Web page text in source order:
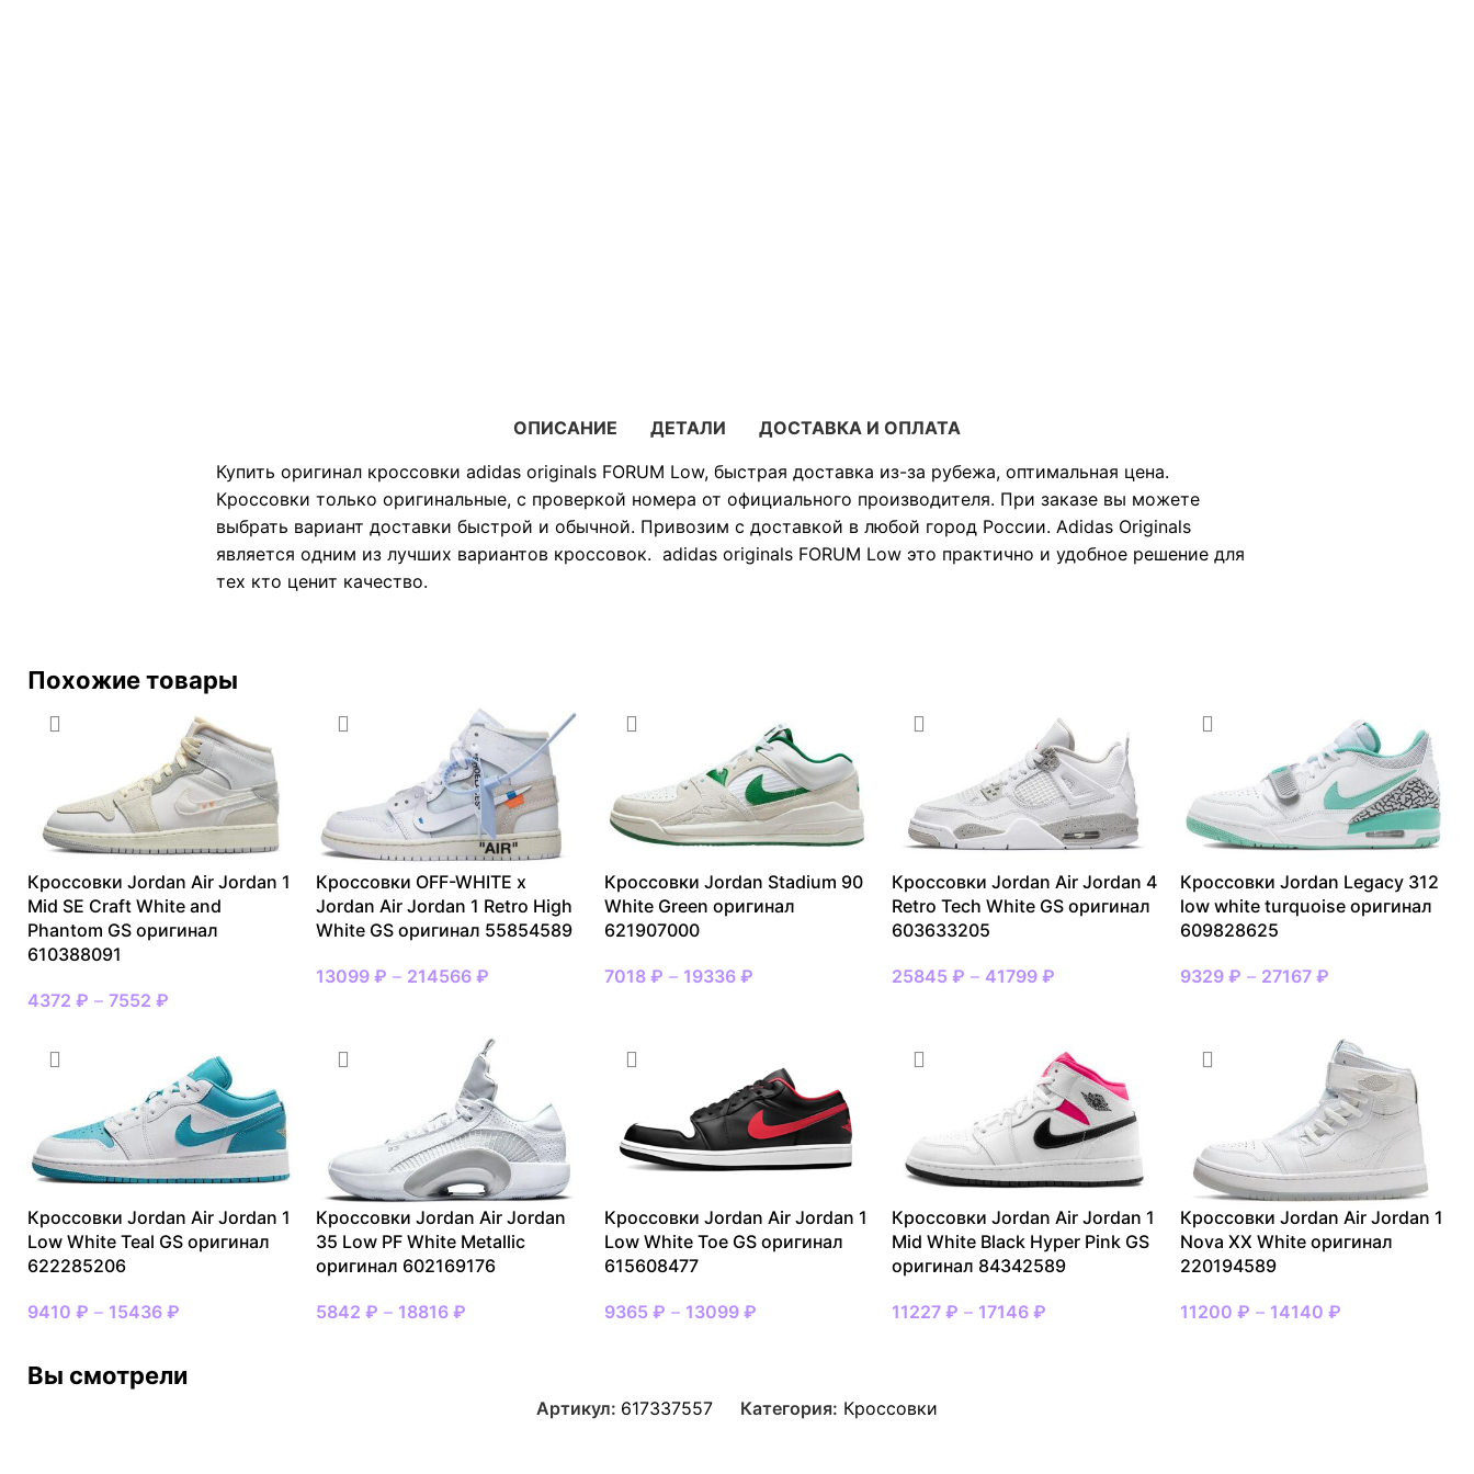
ОПИСАНИЕ ДЕТАЛИ
ДОСТАВКА И ОПЛАТА
Купить оригинал кроссовки adidas originals FORUM Low, быстрая доставка из-за рубежа, оптимальная цена.
Кроссовки только оригинальные, с проверкой номера от официального производителя. При заказе вы можете
выбрать вариант доставки быстрой и обычной. Привозим с доставкой в любой город России. Adidas Originals
является одним из лучших вариантов кроссовок. adidas originals FORUM Low это практично и удобное решение для
тех кто ценит качество.
Похожие товары
Кроссовки Jordan Air Jordan 1
Mid SE Craft White and
Phantom GS оригинал
610388091
4372 ₽ – 7552 ₽
Кроссовки OFF-WHITE x
Jordan Air Jordan 1 Retro High
White GS оригинал 55854589
13099 ₽ – 214566 ₽
Кроссовки Jordan Stadium 90
White Green оригинал
621907000
7018 ₽ – 19336 ₽
Кроссовки Jordan Air Jordan 4
Retro Tech White GS оригинал
603633205
25845₽ – 41799₽
Кроссовки Jordan Legacy 312
low white turquoise оригинал
609828625
9329₽ – 27167₽
Кроссовки Jordan Air Jordan 1
Low White Teal GS оригинал
622285206
9410 ₽ – 15436 ₽
Кроссовки Jordan Air Jordan
35 Low PF White Metallic
оригинал 602169176
5842 ₽ – 18816 ₽
Кроссовки Jordan Air Jordan 1
Low White Toe GS оригинал
615608477
9365 ₽ – 13099 ₽
Кроссовки Jordan Air Jordan 1
Mid White Black Hyper Pink GS
оригинал 84342589
11227₽ – 17146₽
Кроссовки Jordan Air Jordan 1
Nova XX White оригинал
220194589
11200₽ – 14140₽
Вы смотрели
Артикул: 617337557 Категория: Кроссовки